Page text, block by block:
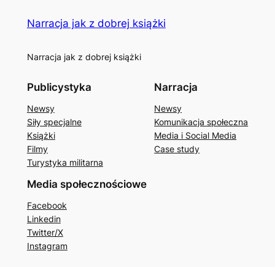
Narracja jak z dobrej książki
Narracja jak z dobrej książki
Publicystyka
Newsy
Siły specjalne
Książki
Filmy
Turystyka militarna
Narracja
Newsy
Komunikacja społeczna
Media i Social Media
Case study
Media społecznościowe
Facebook
Linkedin
Twitter/X
Instagram